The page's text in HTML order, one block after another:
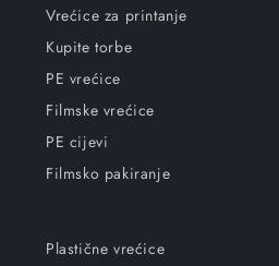
Vrećice za printanje
Kupite torbe
PE vrećice
Filmske vrećice
PE cijevi
Filmsko pakiranje
Plastične vrećice